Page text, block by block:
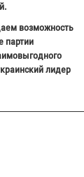
возможность
партии
лидер